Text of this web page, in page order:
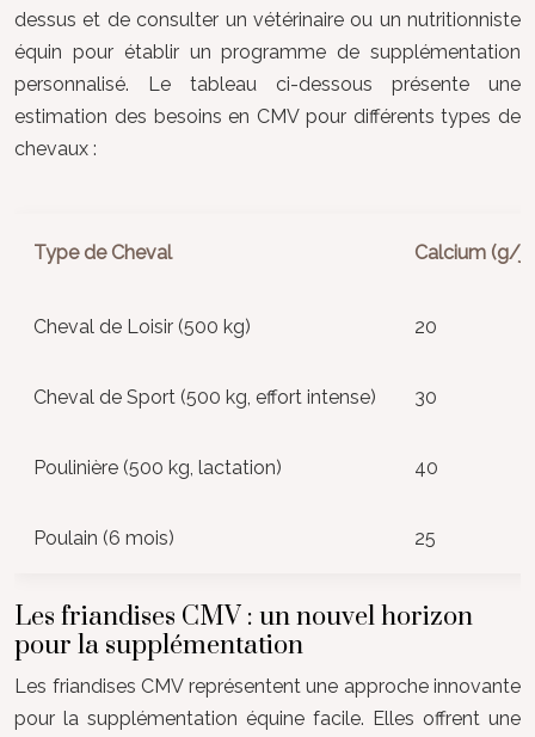
dessus et de consulter un vétérinaire ou un nutritionniste
équin pour établir un programme de supplémentation
personnalisé. Le tableau ci-dessous présente une
estimation des besoins en CMV pour différents types de
chevaux :
Type de Cheval Calcium (g/
Cheval de Loisir (500 kg) 20
Cheval de Sport (500 kg, effort intense) 30
Poulinière (500 kg, lactation) 40
Poulain (6 mois) 25
Les friandises CMV : un nouvel horizon
pour la supplémentation
Les friandises CMV représentent une approche innovante
pour la supplémentation équine facile. Elles offrent une